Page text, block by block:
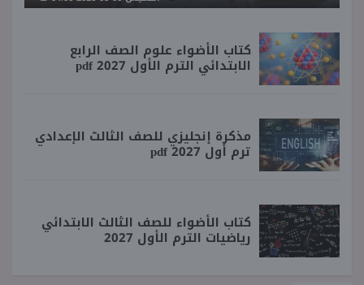
كتاب الأضواء علوم الصف الرابع
الابتدائي الترم الأول 2027 pdf
مذكرة إنجليزي للصف الثالث الإعدادي
ترم أول 2027 pdf
كتاب الأضواء للصف الثالث الابتدائي
رياضيات الترم الأول 2027